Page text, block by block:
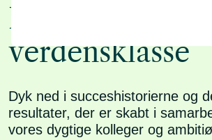
verdensklasse
Dyk ned i succeshistorierne og
resultater, der er skabt i
vores dygtige kolleger og